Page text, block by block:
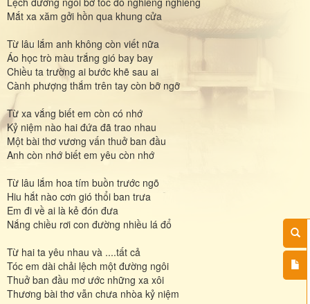
Mắt xa xăm gởi hồn qua khung cửa
Từ lâu lắm anh không còn viết nữa
Áo học trò màu trắng gió bay bay
Chiều ta trường ai bước khẽ sau ai
Cành phượng thắm trên tay còn bỡ ngỡ
Từ xa vắng biết em còn có nhớ
Kỷ niệm nào hai đứa đã trao nhau
Một bài thơ vương vấn thuở ban đầu
Anh còn nhớ biết em yêu còn nhớ
Từ lâu lắm hoa tím buồn trước ngõ
Hiu hắt nào cơn gió thổi ban trưa
Em đi về ai là kẻ đón đưa
Nắng chiều rơi con đường nhiều lá đổ
Từ hai ta yêu nhau và ....tất cả
Tóc em dài chải lệch một đường ngôi
Thuở ban đầu mơ ước những xa xôi
Thương bài thơ vẫn chưa nhòa kỷ niệm